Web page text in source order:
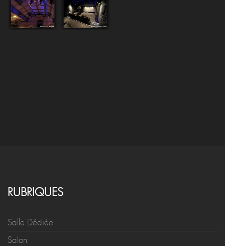
RUBRIQUES
Salle Dédiée
Salon